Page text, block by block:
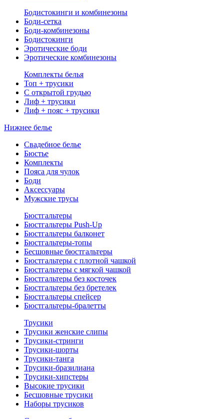
Бодистокинги и комбинезоны
Боди-сетка
Боди-комбинезоны
Бодистокинги
Эротические боди
Эротические комбинезоны
Комплекты белья
Топ + трусики
С открытой грудью
Лиф + трусики
Лиф + пояс + трусики
Нижнее белье
Свадебное белье
Бюстье
Комплекты
Пояса для чулок
Боди
Аксессуары
Мужские трусы
Бюстгальтеры
Бюстгальтеры Push-Up
Бюстгальтеры балконет
Бюстгальтеры-топы
Бесшовные бюстгальтеры
Бюстгальтеры с плотной чашкой
Бюстгальтеры с мягкой чашкой
Бюстгальтеры без косточек
Бюстгальтеры без бретелек
Бюстгальтеры спейсер
Бюстгальтеры-бралетты
Трусики
Трусики женские слипы
Трусики-стринги
Трусики-шорты
Трусики-танга
Трусики-бразилиана
Трусики-хипстеры
Высокие трусики
Бесшовные трусики
Наборы трусиков